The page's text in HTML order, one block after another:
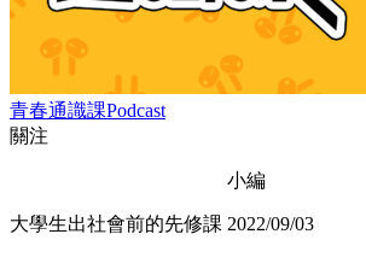
青春通識課Podcast
關注
大學生出社會前的先修課
小編
2022/09/03